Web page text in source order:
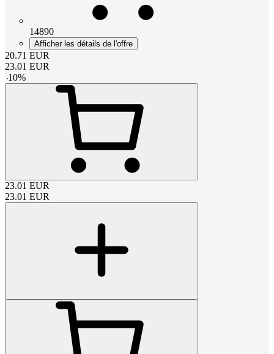
14890
Afficher les détails de l'offre
20.71 EUR
23.01 EUR
-10%
23.01 EUR
23.01 EUR